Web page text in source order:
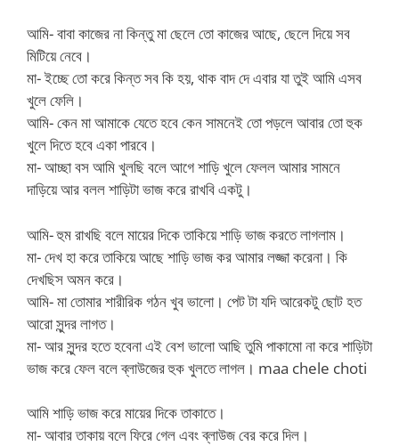
আমি- বাবা কাজের না কিন্তু মা ছেলে তো কাজের আছে, ছেলে দিয়ে সব
মিটিয়ে নেবে।
মা- ইচ্ছে তো করে কিন্ত সব কি হয়, থাক বাদ দে এবার যা তুই আমি এসব
খুলে ফেলি।
আমি- কেন মা আমাকে যেতে হবে কেন সামনেই তো পড়লে আবার তো হুক
খুলে দিতে হবে একা পারবে।
মা- আচ্ছা বস আমি খুলছি বলে আগে শাড়ি খুলে ফেলল আমার সামনে
দাড়িয়ে আর বলল শাড়িটা ভাজ করে রাখবি একটু।
আমি- হুম রাখছি বলে মায়ের দিকে তাকিয়ে শাড়ি ভাজ করতে লাগলাম।
মা- দেখ হা করে তাকিয়ে আছে শাড়ি ভাজ কর আমার লজ্জা করেনা। কি
দেখছিস অমন করে।
আমি- মা তোমার শারীরিক গঠন খুব ভালো। পেট টা যদি আরেকটু ছোট হত
আরো সুন্দর লাগত।
মা- আর সুন্দর হতে হবেনা এই বেশ ভালো আছি তুমি পাকামো না করে শাড়িটা
ভাজ করে ফেল বলে ব্লাউজের হুক খুলতে লাগল। maa chele choti
আমি শাড়ি ভাজ করে মায়ের দিকে তাকাতে।
মা- আবার তাকায় বলে ফিরে গেল এবং ব্লাউজ বের করে দিল।